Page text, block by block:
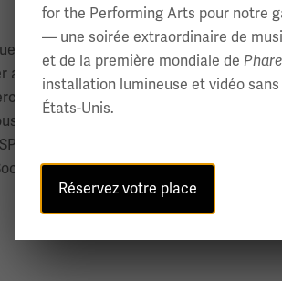
au Lamar Community College
a fréquenté l'Université de Californie
sur l'histoire des traumatismes
plusieurs formes. Elle a partagé ses
le History News Network. Elle a
of Historians of US Foreign
for the Performing Arts pour notre
— une soirée extraordinaire de
et de la première mondiale de
installation lumineuse et vidéo
États-Unis.
Réservez votre place